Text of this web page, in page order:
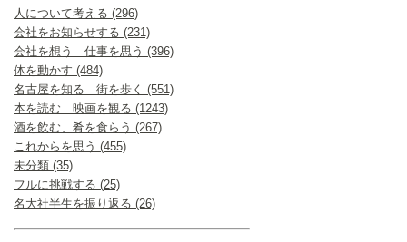
人について考える (296)
会社をお知らせする (231)
会社を想う 仕事を思う (396)
体を動かす (484)
名古屋を知る 街を歩く (551)
本を読む 映画を観る (1243)
酒を飲む、肴を食らう (267)
これからを思う (455)
未分類 (35)
フルに挑戦する (25)
名大社半生を振り返る (26)